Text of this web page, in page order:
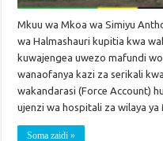
Mkuu wa Mkoa wa Simiyu
wa Halmashauri kupitia kwa
kuwajengea uwezo mafundi
wanaofanya kazi za serikali
wakandarasi (Force Account)
ujenzi wa hospitali za wilaya
Soma zaidi »